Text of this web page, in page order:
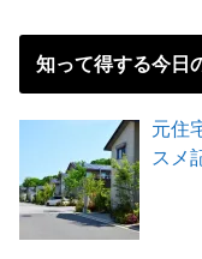
知って得する今日
元住
スメ